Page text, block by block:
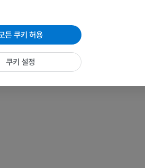
든 쿠키 허용
쿠키 설정